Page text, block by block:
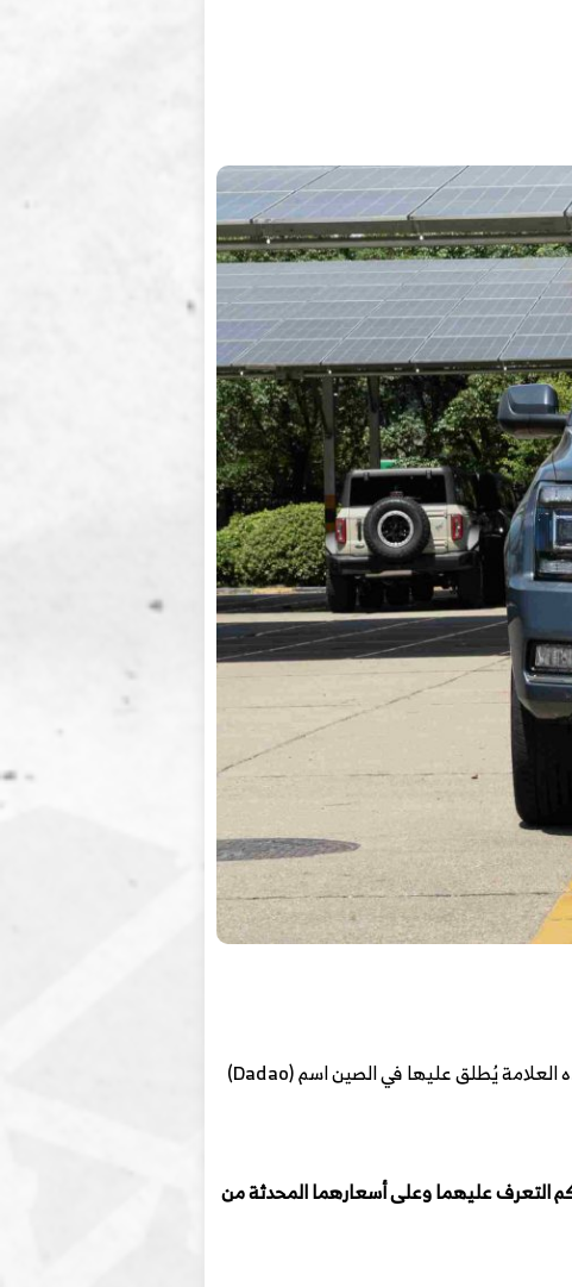
في العشرون من مارس 2023م ، أطلق الصانع الكبير JMC العلامة التجارية الجديدة لشاحنات البيك أب رسميًا. هذه العلامة يُطلق عليها في الصين اسم (Dadao)
التعرف عليهما وعلى أسعارهما المحدثة من